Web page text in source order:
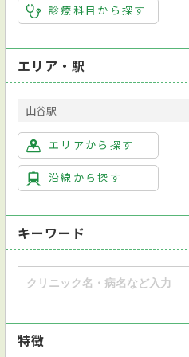
診療科目から探す
エリア・駅
山谷駅
エリアから探す
沿線から探す
キーワード
特徴